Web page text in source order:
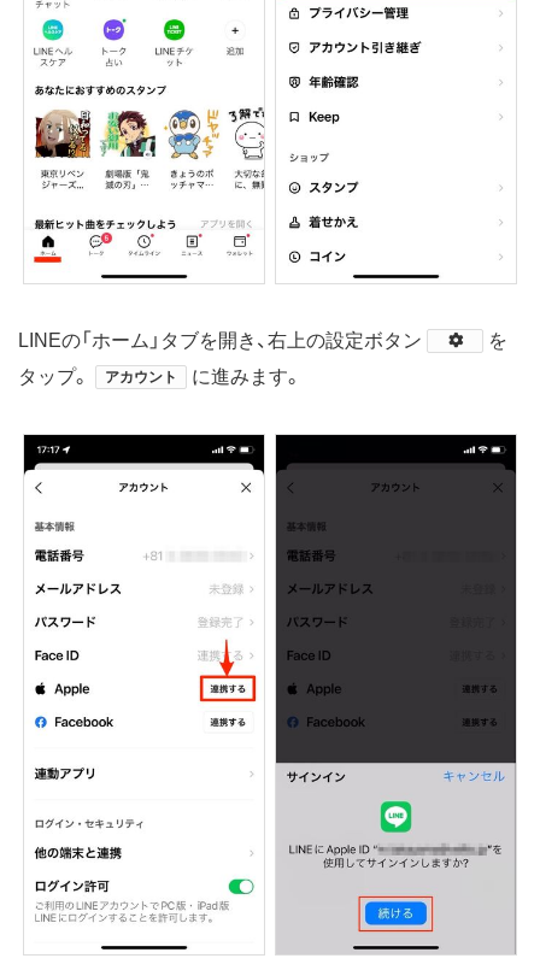
LINEの「ホーム」タブを開き、右上の設定ボタン
​を
タップ。
アカウント に進みます。